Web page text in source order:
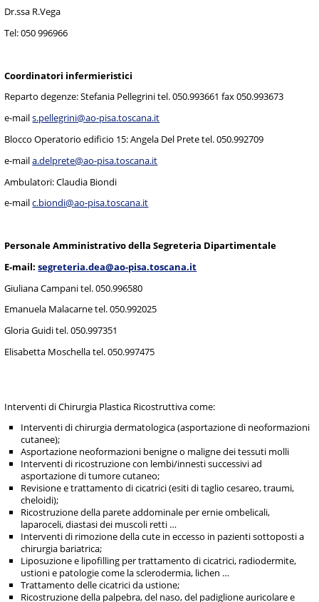
Dr.ssa R.Vega
Tel: 050 996966
Coordinatori infermieristici
Reparto degenze: Stefania Pellegrini tel. 050.993661 fax 050.993673
e-mails.pellegrini@ao-pisa.toscana.it
Blocco Operatorio edificio 15: Angela Del Prete tel. 050.992709
e-maila.delprete@ao-pisa.toscana.it
Ambulatori: Claudia Biondi
e-mailc.biondi@ao-pisa.toscana.it
Personale Amministrativo della Segreteria Dipartimentale
E-mail:segreteria.dea@ao-pisa.toscana.it
Giuliana Campani tel. 050.996580
Emanuela Malacarne tel. 050.992025
Gloria Guidi tel. 050.997351
Elisabetta Moschella tel. 050.997475
Interventi di Chirurgia Plastica Ricostruttiva come:
Interventi di chirurgia dermatologica (asportazione di neoformazioni
cutanee);
Asportazione neoformazioni benigne o maligne dei tessuti molli
Interventi di ricostruzione con lembi/innesti successivi ad
asportazione di tumore cutaneo;
Revisione e trattamento di cicatrici (esiti di taglio cesareo, traumi,
cheloidi);
Ricostruzione della parete addominale per ernie ombelicali,
laparoceli, diastasi dei muscoli retti …
Interventi di rimozione della cute in eccesso in pazienti sottoposti a
chirurgia bariatrica;
Liposuzione e lipofilling per trattamento di cicatrici, radiodermite,
ustioni e patologie come la sclerodermia, lichen …
Trattamento delle cicatrici da ustione;
Ricostruzione della palpebra, del naso, del padiglione auricolare e